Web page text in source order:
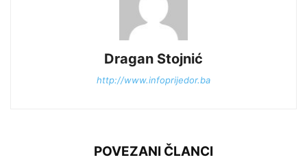
Dragan Stojnić
http://www.infoprijedor.ba
POVEZANI ČLANCI